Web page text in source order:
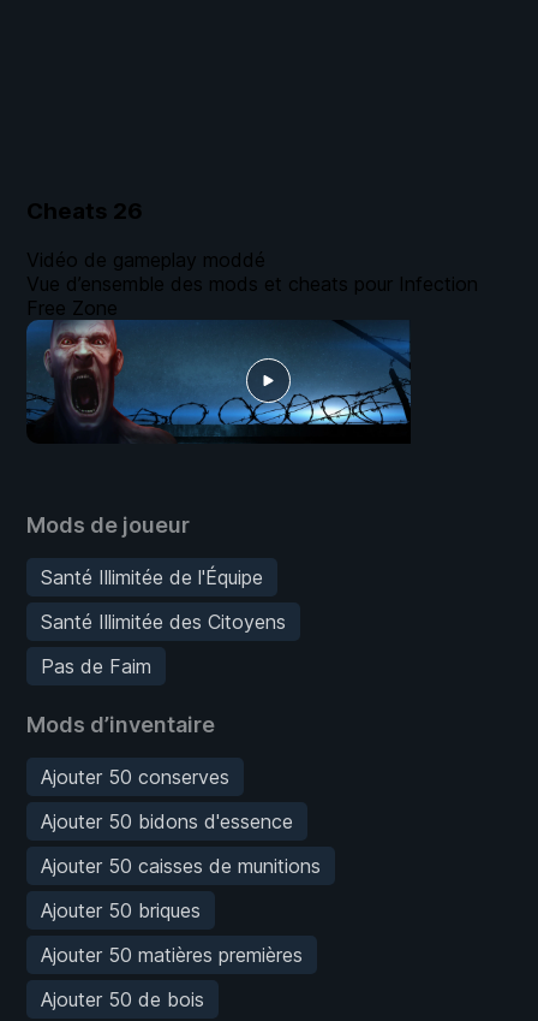
Cheats 26
Mods de joueur
Santé Illimitée de l'Équipe
Santé Illimitée des Citoyens
Pas de Faim
Mods d’inventaire
Ajouter 50 conserves
Ajouter 50 bidons d'essence
Ajouter 50 caisses de munitions
Ajouter 50 briques
Ajouter 50 matières premières
Ajouter 50 de bois
Vidéo de gameplay moddé
Vue d’ensemble des mods et cheats pour Infection
Free Zone